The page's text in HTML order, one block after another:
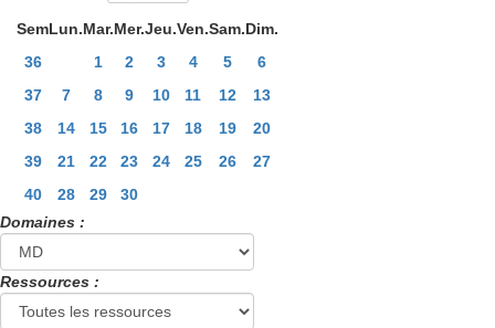
SemLun.Mar.Mer.Jeu.Ven.Sam.Dim.
36
1 2 3 4 5
6
37
7 8 9 10 11 12
13
38
14 15 16 17 18 19
20
39
21 22 23 24 25 26
27
40
28 29
30
Domaines :
Ressources :